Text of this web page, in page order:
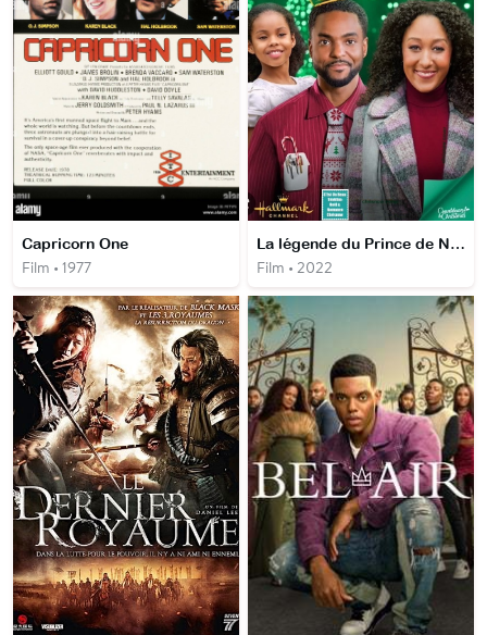
Capricorn One
Film • 1977
La légende du Prince de Noël
Film • 2022